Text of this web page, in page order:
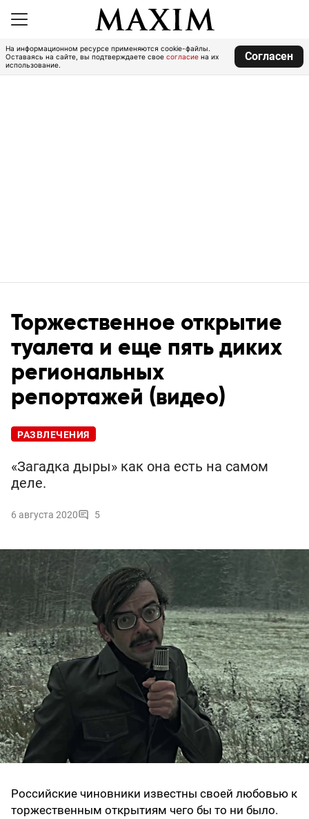
На информационном ресурсе применяются cookie-файлы.
Оставаясь на сайте, вы подтверждаете свое согласие на их
использование.
Согласен
Торжественное открытие
туалета и еще пять диких
региональных
репортажей (видео)
РАЗВЛЕЧЕНИЯ
«Загадка дыры» как она есть на самом
деле.
6 августа 2020 5
Российские чиновники известны своей любовью к
торжественным открытиям чего бы то ни было.